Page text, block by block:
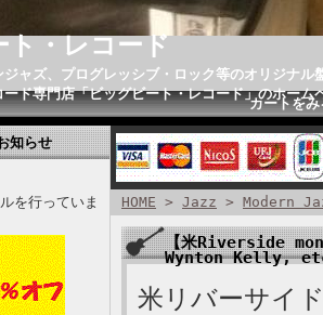
ト・レコード
ャズ、プログレッシブ・ロック等のオリジナル
ド専門店「ビッグビート・レコード」のホーム
カートをみ
知らせ
を行っていま
HOME > Jazz > Modern
【米Riverside
Wynton Kelly,
米リバーサイ